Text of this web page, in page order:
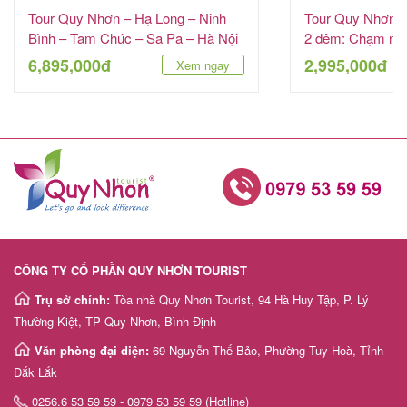
Tour Quy Nhơn – Hạ Long – Ninh
Bình – Tam Chúc – Sa Pa – Hà Nội
6 ngày 5 đêm
6,895,000đ Xem ngay
Tour Quy Nhơn
2 đêm: Chạm
VinWonders
2,995,000đ
CÔNG TY CỔ PHẦN QUY NHƠN TOURIST
Trụ sở chính: Tòa nhà Quy Nhơn Tourist, 94 Hà Huy Tập, P. Lý
Thường Kiệt, TP Quy Nhơn, Bình Định
Văn phòng đại diện: 69 Nguyễn Thế Bảo, Phường Tuy Hoà, Tỉnh
Đắk Lắk
0256.6 53 59 59 - 0979 53 59 59 (Hotline)